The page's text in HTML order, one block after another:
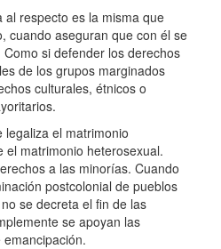
respecto es la misma que
cuando aseguran que con él se
si defender los derechos
de los grupos marginados
culturales, étnicos o
el matrimonio
el matrimonio heterosexual.
a las minorías. Cuando
postcolonial de pueblos
se decreta el fin de las
se apoyan las